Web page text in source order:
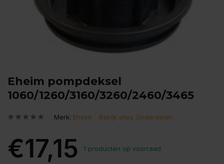
Eheim pompdeksel
1060/1260/3160/3260/2460/3465
Merk: Eheim Bekijk alles Onderdelen
€17,15 1 producten op voorraad